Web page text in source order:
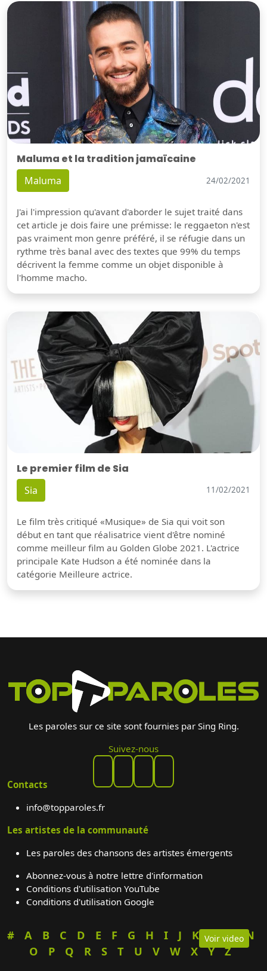
Voir video
Maluma et la tradition jamaïcaine
Maluma 24/02/2021
J'ai l'impression qu'avant d'aborder le sujet traité dans
cet article je dois faire une prémisse: le reggaeton n'est
pas vraiment mon genre préféré, il se réfugie dans un
rythme très banal avec des textes que 99% du temps
décrivent la femme comme un objet disponible à
l'homme macho.
Le premier film de Sia
Sia 11/02/2021
Le film très critiqué «Musique» de Sia qui voit son
début en tant que réalisatrice vient d'être nominé
comme meilleur film au Golden Globe 2021. L'actrice
principale Kate Hudson a été nominée dans la
catégorie Meilleure actrice.
Les paroles sur ce site sont fournies par Sing Ring.
Suivez-nous
Contacts
info@topparoles.fr
Les artistes de la communauté
Les paroles des chansons des artistes émergents
Abonnez-vous à notre lettre d'information
Conditions d'utilisation YouTube
Conditions d'utilisation Google
# A B C D E F G H I J K L M
N
O
P Q R S T U V W X Y Z